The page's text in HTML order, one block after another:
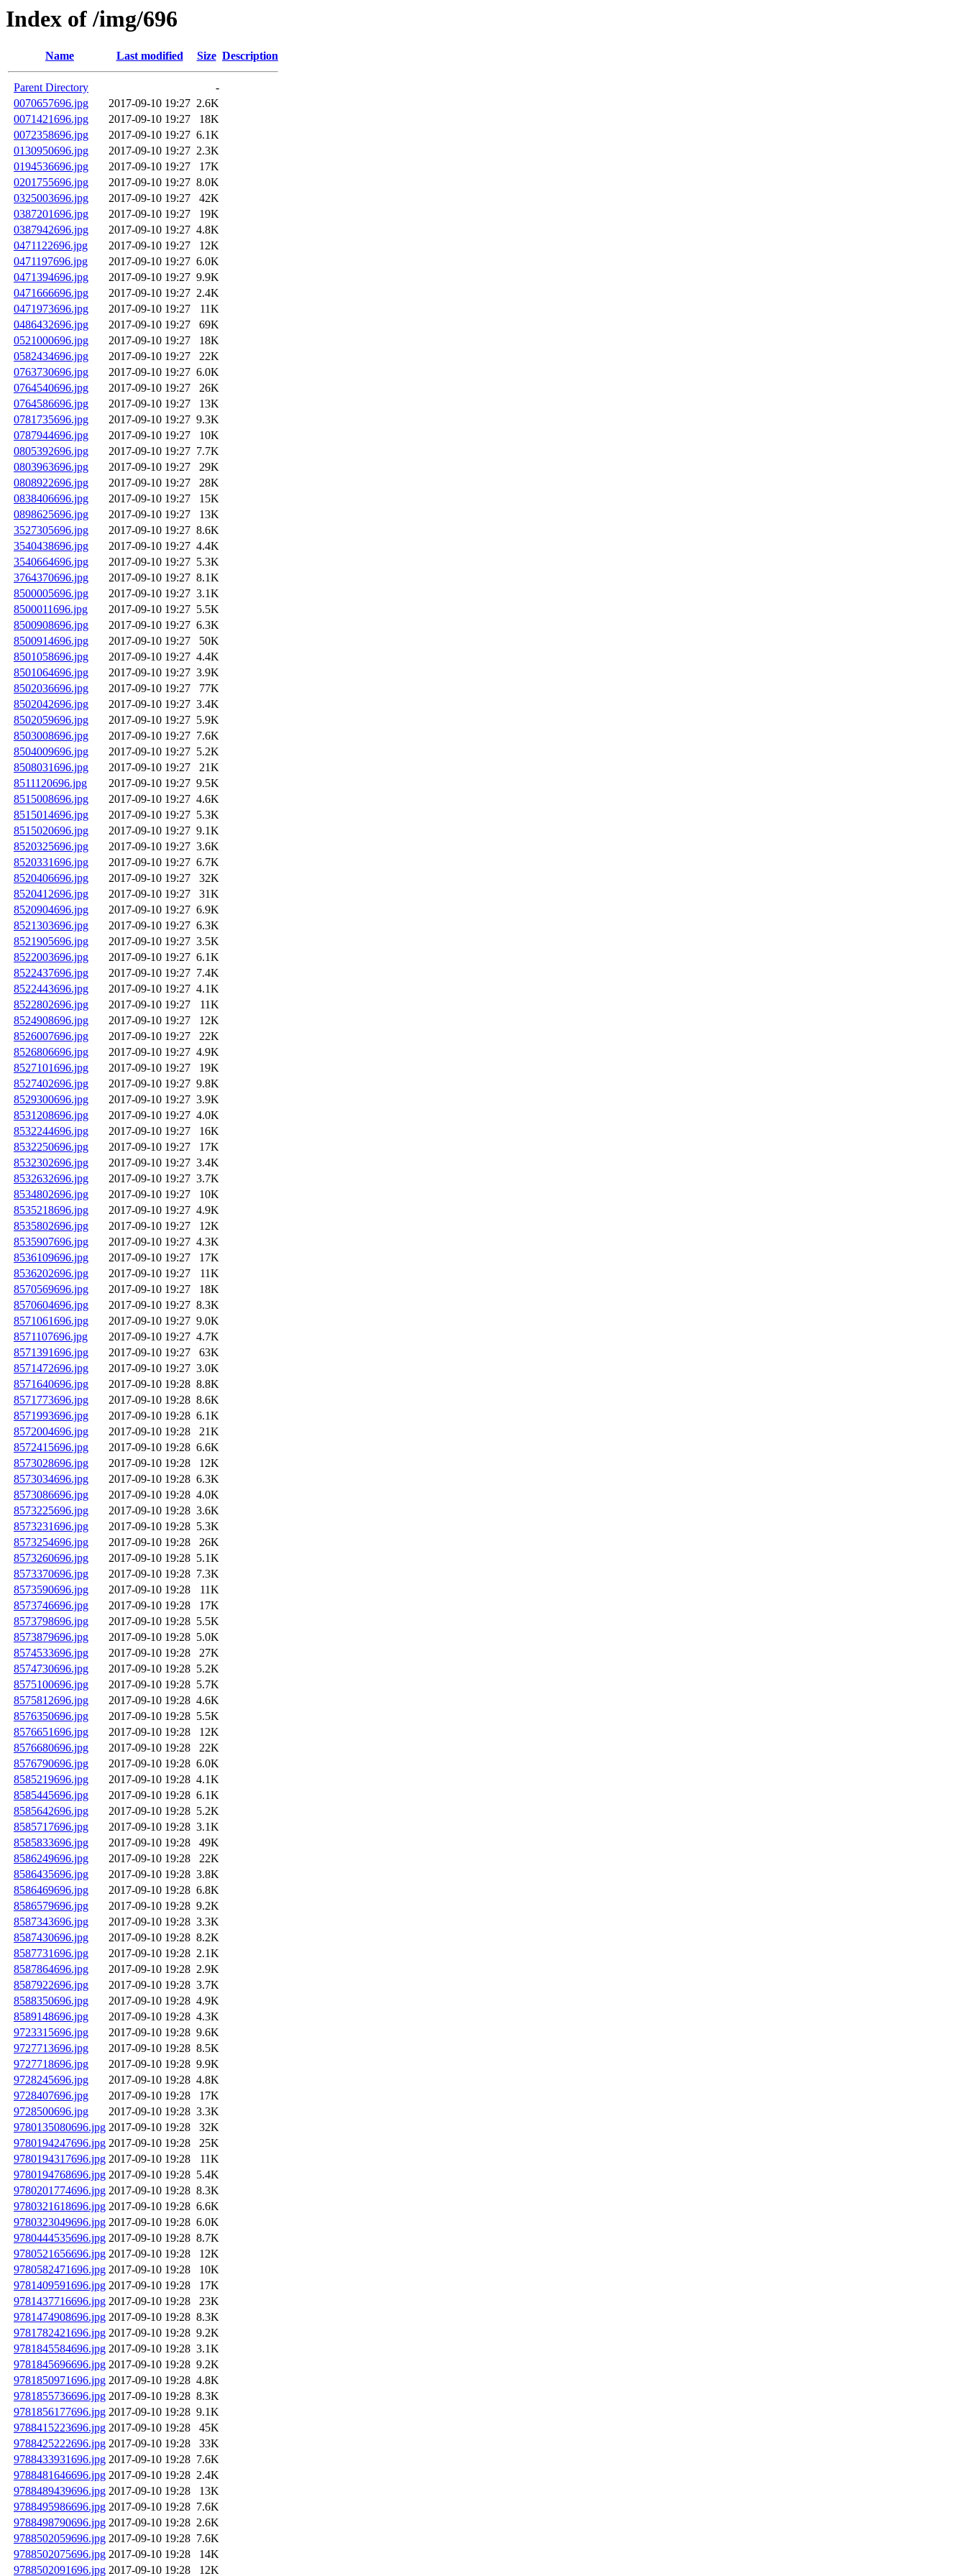
Index of /img/696
Name Last modified Size Description
Parent Directory
-
0070657696.jpg
2017-09-10 19:27 2.6K
0071421696.jpg
2017-09-10 19:27
18K
0072358696.jpg
2017-09-10 19:27 6.1K
0130950696.jpg
2017-09-10 19:27 2.3K
0194536696.jpg
2017-09-10 19:27
17K
0201755696.jpg
2017-09-10 19:27 8.0K
0325003696.jpg
2017-09-10 19:27
42K
0387201696.jpg
2017-09-10 19:27
19K
0387942696.jpg
2017-09-10 19:27 4.8K
0471122696.jpg
2017-09-10 19:27
12K
0471197696.jpg
2017-09-10 19:27 6.0K
0471394696.jpg
2017-09-10 19:27 9.9K
0471666696.jpg
2017-09-10 19:27 2.4K
0471973696.jpg
2017-09-10 19:27
11K
0486432696.jpg
2017-09-10 19:27
69K
0521000696.jpg
2017-09-10 19:27
18K
0582434696.jpg
2017-09-10 19:27
22K
0763730696.jpg
2017-09-10 19:27 6.0K
0764540696.jpg
2017-09-10 19:27
26K
0764586696.jpg
2017-09-10 19:27
13K
0781735696.jpg
2017-09-10 19:27 9.3K
0787944696.jpg
2017-09-10 19:27
10K
0805392696.jpg
2017-09-10 19:27 7.7K
0803963696.jpg
2017-09-10 19:27
29K
0808922696.jpg
2017-09-10 19:27
28K
0838406696.jpg
2017-09-10 19:27
15K
0898625696.jpg
2017-09-10 19:27
13K
3527305696.jpg
2017-09-10 19:27 8.6K
3540438696.jpg
2017-09-10 19:27 4.4K
3540664696.jpg
2017-09-10 19:27 5.3K
3764370696.jpg
2017-09-10 19:27 8.1K
8500005696.jpg
2017-09-10 19:27 3.1K
8500011696.jpg
2017-09-10 19:27 5.5K
8500908696.jpg
2017-09-10 19:27 6.3K
8500914696.jpg
2017-09-10 19:27
50K
8501058696.jpg
2017-09-10 19:27 4.4K
8501064696.jpg
2017-09-10 19:27 3.9K
8502036696.jpg
2017-09-10 19:27
77K
8502042696.jpg
2017-09-10 19:27 3.4K
8502059696.jpg
2017-09-10 19:27 5.9K
8503008696.jpg
2017-09-10 19:27 7.6K
8504009696.jpg
2017-09-10 19:27 5.2K
8508031696.jpg
2017-09-10 19:27
21K
8511120696.jpg
2017-09-10 19:27 9.5K
8515008696.jpg
2017-09-10 19:27 4.6K
8515014696.jpg
2017-09-10 19:27 5.3K
8515020696.jpg
2017-09-10 19:27 9.1K
8520325696.jpg
2017-09-10 19:27 3.6K
8520331696.jpg
2017-09-10 19:27 6.7K
8520406696.jpg
2017-09-10 19:27
32K
8520412696.jpg
2017-09-10 19:27
31K
8520904696.jpg
2017-09-10 19:27 6.9K
8521303696.jpg
2017-09-10 19:27 6.3K
8521905696.jpg
2017-09-10 19:27 3.5K
8522003696.jpg
2017-09-10 19:27 6.1K
8522437696.jpg
2017-09-10 19:27 7.4K
8522443696.jpg
2017-09-10 19:27 4.1K
8522802696.jpg
2017-09-10 19:27
11K
8524908696.jpg
2017-09-10 19:27
12K
8526007696.jpg
2017-09-10 19:27
22K
8526806696.jpg
2017-09-10 19:27 4.9K
8527101696.jpg
2017-09-10 19:27
19K
8527402696.jpg
2017-09-10 19:27 9.8K
8529300696.jpg
2017-09-10 19:27 3.9K
8531208696.jpg
2017-09-10 19:27 4.0K
8532244696.jpg
2017-09-10 19:27
16K
8532250696.jpg
2017-09-10 19:27
17K
8532302696.jpg
2017-09-10 19:27 3.4K
8532632696.jpg
2017-09-10 19:27 3.7K
8534802696.jpg
2017-09-10 19:27
10K
8535218696.jpg
2017-09-10 19:27 4.9K
8535802696.jpg
2017-09-10 19:27
12K
8535907696.jpg
2017-09-10 19:27 4.3K
8536109696.jpg
2017-09-10 19:27
17K
8536202696.jpg
2017-09-10 19:27
11K
8570569696.jpg
2017-09-10 19:27
18K
8570604696.jpg
2017-09-10 19:27 8.3K
8571061696.jpg
2017-09-10 19:27 9.0K
8571107696.jpg
2017-09-10 19:27 4.7K
8571391696.jpg
2017-09-10 19:27
63K
8571472696.jpg
2017-09-10 19:27 3.0K
8571640696.jpg
2017-09-10 19:28 8.8K
8571773696.jpg
2017-09-10 19:28 8.6K
8571993696.jpg
2017-09-10 19:28 6.1K
8572004696.jpg
2017-09-10 19:28
21K
8572415696.jpg
2017-09-10 19:28 6.6K
8573028696.jpg
2017-09-10 19:28
12K
8573034696.jpg
2017-09-10 19:28 6.3K
8573086696.jpg
2017-09-10 19:28 4.0K
8573225696.jpg
2017-09-10 19:28 3.6K
8573231696.jpg
2017-09-10 19:28 5.3K
8573254696.jpg
2017-09-10 19:28
26K
8573260696.jpg
2017-09-10 19:28 5.1K
8573370696.jpg
2017-09-10 19:28 7.3K
8573590696.jpg
2017-09-10 19:28
11K
8573746696.jpg
2017-09-10 19:28
17K
8573798696.jpg
2017-09-10 19:28 5.5K
8573879696.jpg
2017-09-10 19:28 5.0K
8574533696.jpg
2017-09-10 19:28
27K
8574730696.jpg
2017-09-10 19:28 5.2K
8575100696.jpg
2017-09-10 19:28 5.7K
8575812696.jpg
2017-09-10 19:28 4.6K
8576350696.jpg
2017-09-10 19:28 5.5K
8576651696.jpg
2017-09-10 19:28
12K
8576680696.jpg
2017-09-10 19:28
22K
8576790696.jpg
2017-09-10 19:28 6.0K
8585219696.jpg
2017-09-10 19:28 4.1K
8585445696.jpg
2017-09-10 19:28 6.1K
8585642696.jpg
2017-09-10 19:28 5.2K
8585717696.jpg
2017-09-10 19:28 3.1K
8585833696.jpg
2017-09-10 19:28
49K
8586249696.jpg
2017-09-10 19:28
22K
8586435696.jpg
2017-09-10 19:28 3.8K
8586469696.jpg
2017-09-10 19:28 6.8K
8586579696.jpg
2017-09-10 19:28 9.2K
8587343696.jpg
2017-09-10 19:28 3.3K
8587430696.jpg
2017-09-10 19:28 8.2K
8587731696.jpg
2017-09-10 19:28 2.1K
8587864696.jpg
2017-09-10 19:28 2.9K
8587922696.jpg
2017-09-10 19:28 3.7K
8588350696.jpg
2017-09-10 19:28 4.9K
8589148696.jpg
2017-09-10 19:28 4.3K
9723315696.jpg
2017-09-10 19:28 9.6K
9727713696.jpg
2017-09-10 19:28 8.5K
9727718696.jpg
2017-09-10 19:28 9.9K
9728245696.jpg
2017-09-10 19:28 4.8K
9728407696.jpg
2017-09-10 19:28
17K
9728500696.jpg
2017-09-10 19:28 3.3K
9780135080696.jpg 2017-09-10 19:28
32K
9780194247696.jpg 2017-09-10 19:28
25K
9780194317696.jpg 2017-09-10 19:28
11K
9780194768696.jpg 2017-09-10 19:28 5.4K
9780201774696.jpg 2017-09-10 19:28 8.3K
9780321618696.jpg 2017-09-10 19:28 6.6K
9780323049696.jpg 2017-09-10 19:28 6.0K
9780444535696.jpg 2017-09-10 19:28 8.7K
9780521656696.jpg 2017-09-10 19:28
12K
9780582471696.jpg 2017-09-10 19:28
10K
9781409591696.jpg 2017-09-10 19:28
17K
9781437716696.jpg 2017-09-10 19:28
23K
9781474908696.jpg 2017-09-10 19:28 8.3K
9781782421696.jpg 2017-09-10 19:28 9.2K
9781845584696.jpg 2017-09-10 19:28 3.1K
9781845696696.jpg 2017-09-10 19:28 9.2K
9781850971696.jpg 2017-09-10 19:28 4.8K
9781855736696.jpg 2017-09-10 19:28 8.3K
9781856177696.jpg 2017-09-10 19:28 9.1K
9788415223696.jpg 2017-09-10 19:28
45K
9788425222696.jpg 2017-09-10 19:28
33K
9788433931696.jpg 2017-09-10 19:28 7.6K
9788481646696.jpg 2017-09-10 19:28 2.4K
9788489439696.jpg 2017-09-10 19:28
13K
9788495986696.jpg 2017-09-10 19:28 7.6K
9788498790696.jpg 2017-09-10 19:28 2.6K
9788502059696.jpg 2017-09-10 19:28 7.6K
9788502075696.jpg 2017-09-10 19:28
14K
9788502091696.jpg 2017-09-10 19:28 12K